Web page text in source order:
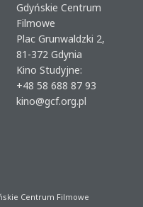
Gdyńskie Centrum
Filmowe
Plac Grunwaldzki 2,
81-372 Gdynia
Kino Studyjne:
+48 58 688 87 93
kino@gcf.org.pl
Centrum Filmowe